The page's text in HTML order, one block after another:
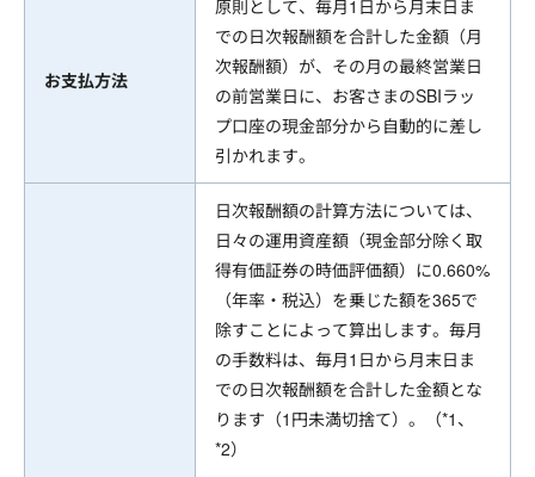
お支払方法
原則として、毎月1日から月末日ま
での日次報酬額を合計した金額（月
次報酬額）が、その月の最終営業日
の前営業日に、お客さまのSBIラッ
プ口座の現金部分から自動的に差し
引かれます。
日次報酬額の計算方法については、
日々の運用資産額（現金部分除く取
得有価証券の時価評価額）に0.660%
（年率・税込）を乗じた額を365で
除すことによって算出します。毎月
の手数料は、毎月1日から月末日ま
での日次報酬額を合計した金額とな
ります（1円未満切捨て）。（*1、
*2）